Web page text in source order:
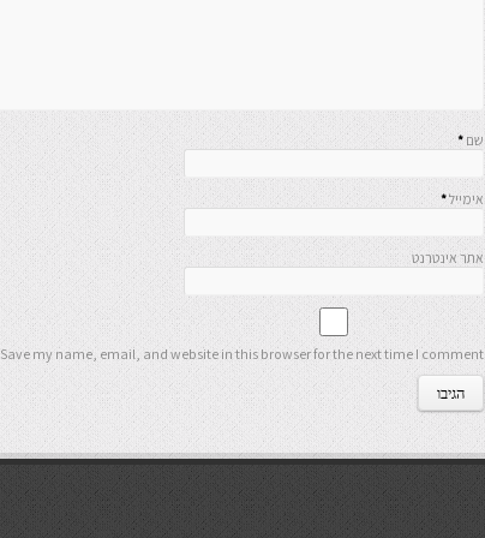
שם *
אימייל*
אתר אינטרנט
Save my name, email, and website in this browser for the next time I comment.